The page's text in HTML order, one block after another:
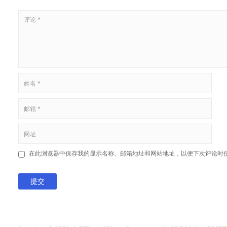
在此浏览器中保存我的显示名称、邮箱地址和网站地址，以便下次评论时
提交